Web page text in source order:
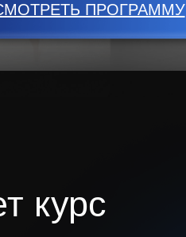
ПРОГРАММУ
курс